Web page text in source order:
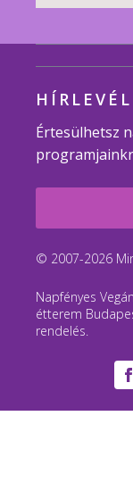
Értesülhetsz
© 2007-2026
Napfényes
étterem
rendelés.